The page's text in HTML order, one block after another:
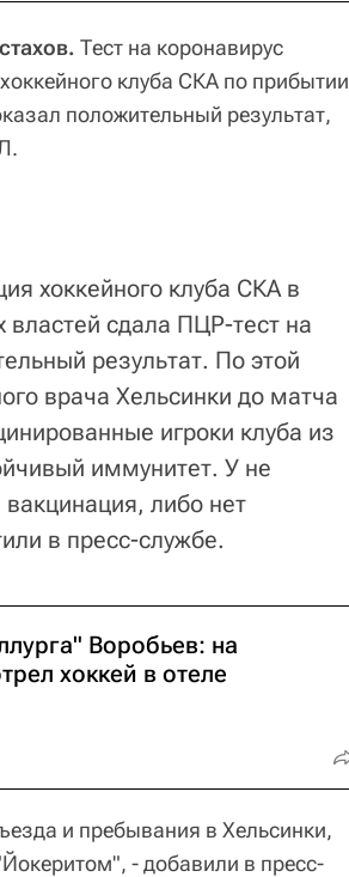
Тест на коронавирус
клуба СКА по прибытии
положительный результат,
хоккейного клуба СКА в
властей сдала ПЦР-тест на
результат. По этой
врача Хельсинки до матча
игроки клуба из
иммунитет. У не
либо нет
в пресс-службе.
Воробьев: на
хоккей в отеле
и пребывания в Хельсинки,
- добавили в пресс-